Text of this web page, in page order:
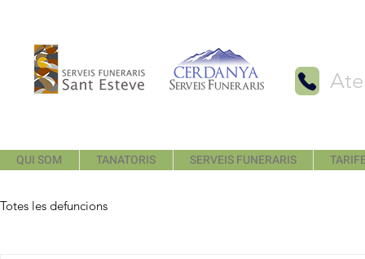
QUI SOM TANATORIS SERVEIS FUNERARIS
Totes les defuncions